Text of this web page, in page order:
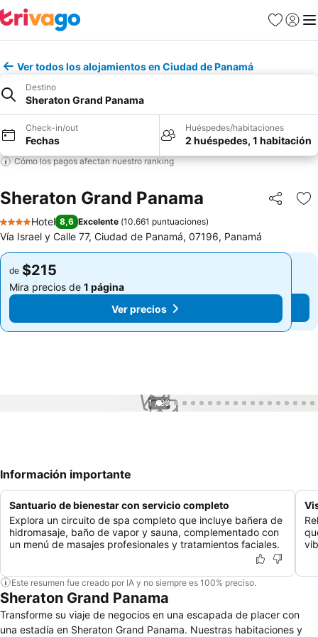
Favoritos
Iniciar
Ver todos los alojamientos en Ciudad de Panamá
Destino
Sheraton Grand Panama
Check-in/out
Fechas
Huéspedes/habitaciones
2 huéspedes, 1 habitación
Cómo los pagos afectan nuestro ranking
Sheraton Grand Panama Compartir
4 Estrellas
Hotel 8,6 Excelente (10.661 puntuaciones)
Vía Israel y Calle 77, Ciudad de Panamá, 07196, Panamá
de $215
Mira precios de 1 página
Ver precios
de $215
Mira precios de 1 página
Ver precios
1 / 99
Información importante
Santuario de bienestar con servicio completo
Explora un circuito de spa completo que incluye bañera de
hidromasaje, baño de vapor y sauna, complementado con
un menú de masajes profesionales y tratamientos faciales.
Este resumen fue creado por IA y no siempre es 100% preciso.
Sheraton Grand Panama
Transforme su viaje de negocios en una escapada de placer con
una estadía en Sheraton Grand Panama. Nuestras habitaciones y